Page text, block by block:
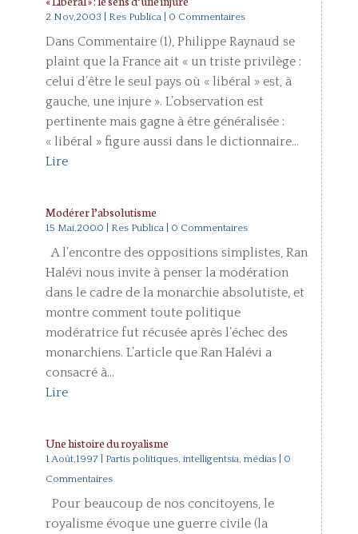
2 Nov,2003 Res Publica| 0 Commentaires
Dans Commentaire (1), Philippe Raynaud se
plaint que la France ait « un triste privilège :
celui d’être le seul pays où « libéral » est, à
gauche, une injure ». L’observation est
pertinente mais gagne à être généralisée :
« libéral » figure aussi dans le dictionnaire...
Lire
Modérer l’absolutisme
15 Mai,2000 Res Publica| 0 Commentaires
A l’encontre des oppositions simplistes, Ran
Halévi nous invite à penser la modération
dans le cadre de la monarchie absolutiste, et
montre comment toute politique
modératrice fut récusée après l’échec des
monarchiens. L’article que Ran Halévi a
consacré à...
Lire
Une histoire du royalisme
1 Août,1997| Partis politiques, intelligentsia, médias| 0
Commentaires
Pour beaucoup de nos concitoyens, le
royalisme évoque une guerre civile (la